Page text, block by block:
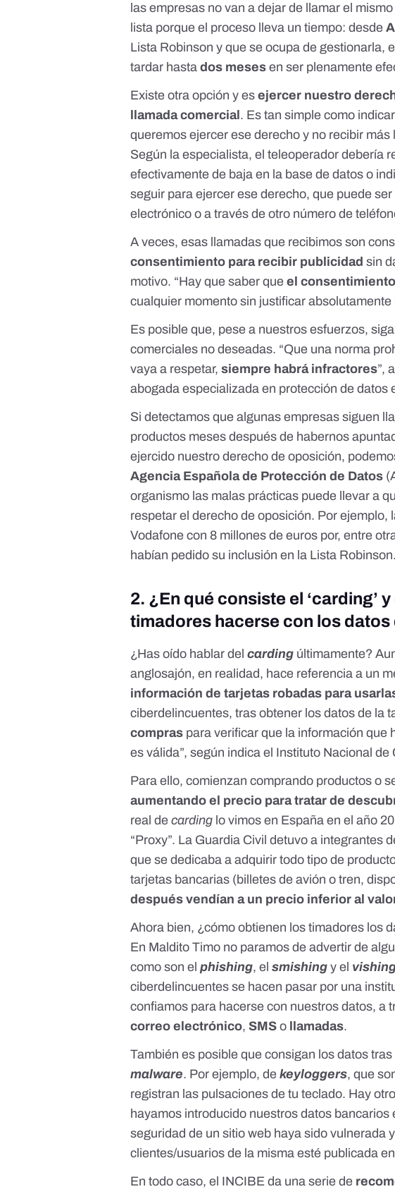
las empresas no van a dejar de llamar el
lista porque el proceso lleva un tiempo: desde
Lista Robinson y que se ocupa de gestionarla,
tardar hastados meses en ser plenamente
Existe otra opción y es ejercer nuestro
llamada comercial . Es tan simple como
queremos ejercer ese derecho y no recibir
Según la especialista, el teleoperador debería
efectivamente de baja en la base de datos o
seguir para ejercer ese derecho, que puede
electrónico o a través de otro número de
A veces, esas llamadas que recibimos son
consentimiento para recibir publicidad sin
motivo. “Hay que saber queel
cualquier momento sin justificar absolutamente
Es posible que, pese a nuestros esfuerzos,
comerciales no deseadas. “Que una norma
vaya a respetar,siempre habrá infractores”,
abogada especializada en protección de datos
Si detectamos que algunas empresas siguen
productos meses después de habernos
ejercido nuestro derecho de oposición,
Agencia Española de Protección de Datos
organismo las malas prácticas puede llevar a
respetar el derecho de oposición. Por ejemplo,
Vodafone con 8 millones de euros por, entre
habían pedido su inclusión en la Lista Robinson.
2. ¿En qué consiste el ‘carding’
timadores hacerse con los
¿Has oído hablar delcarding últimamente?
anglosajón, en realidad, hace referencia a un
información de tarjetas robadas para
ciberdelincuentes, tras obtener los datos de la
compras para verificar que la información que
es válida”, según indica el Instituto Nacional de
Para ello, comienzan comprando productos o
aumentando el precio para tratar de
real decarding lo vimosen España en el año
“Proxy”. La Guardia Civil detuvo a integrantes
que se dedicaba a adquirir todo tipo de
tarjetas bancarias (billetes de avión o tren,
después vendían a un precio inferior al
Ahora bien, ¿cómo obtienen los timadores los
En Maldito Timo no paramos de advertir de
como son elphishing, elsmishingy el
ciberdelincuentes se hacen pasar por una
confiamos para hacerse con nuestros datos, a
correo electrónico,SMSo llamadas.
También es posible que consigan los datos
malware. Por ejemplo, dekeyloggers, que
registran las pulsaciones de tu teclado. Hay
hayamos introducido nuestros datos bancarios
seguridad de un sitio web haya sido vulnerada
clientes/usuarios de la misma esté publicada
En todo caso,el INCIBE da una serie de